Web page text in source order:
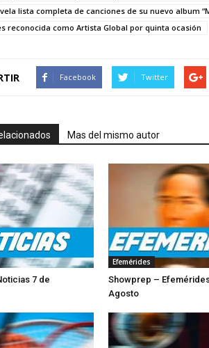
lista completa de canciones de su nuevo album
reconocida como Artista Global por quinta ocasión
Facebook Twitter
Mas del mismo autor
7 de
Efemérides
Showprep –
Agosto